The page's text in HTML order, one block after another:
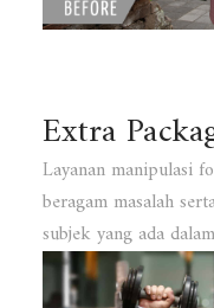
Extra
Layanan manipulasi
beragam masalah
subjek yang ada